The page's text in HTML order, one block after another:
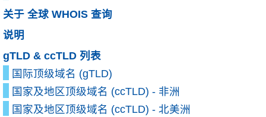
关于 全球 WHOIS 查询
说明
gTLD & ccTLD 列表
国际顶级域名 (gTLD)
国家及地区顶级域名 (ccTLD) - 非洲
国家及地区顶级域名 (ccTLD) - 北美洲